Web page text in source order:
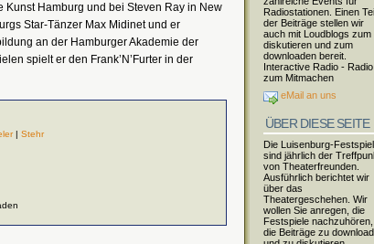
Hamburg und bei Steven Ray in New
Star-Tänzer Max Midinet und er
an der Hamburger Akademie der
spielt er den Frank’N’Furter in der
| Stehr
Radiostationen. Einen
der Beiträge stellen wir
auch mit Loudblogs zum
diskutieren und zum
downloaden bereit.
Interactive Radio - Radio
zum Mitmachen
eMail an uns
ÜBER DIESE SEITE
Die Luisenburg-
sind jährlich der
von Theaterfreunden.
Ausführlich berichtet wir
über das
Theatergeschehen. Wir
wollen Sie anregen, die
Festspiele nachzuhören,
die Beiträge zu